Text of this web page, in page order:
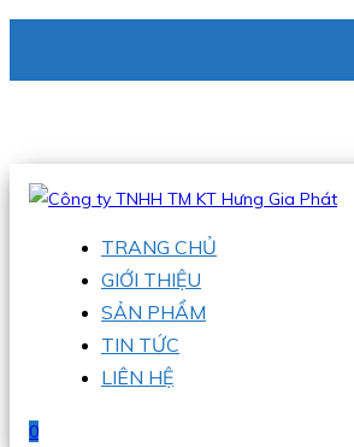
Hotline:0938 336 079
TRANG CHỦ
GIỚI THIỆU
SẢN PHẨM
TIN TỨC
LIÊN HỆ
0